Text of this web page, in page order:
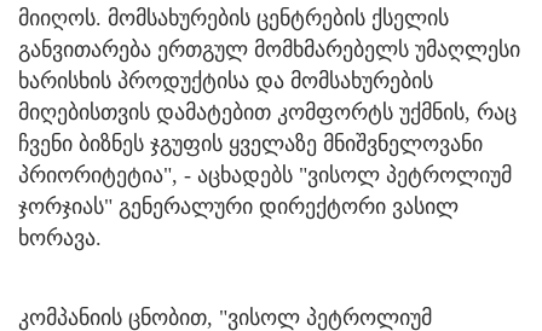
მიიღოს. მომსახურების ცენტრების ქსელის
განვითარება ერთგულ მომხმარებელს უმაღლესი
ხარისხის პროდუქტისა და მომსახურების
მიღებისთვის დამატებით კომფორტს უქმნის, რაც
ჩვენი ბიზნეს ჯგუფის ყველაზე მნიშვნელოვანი
პრიორიტეტია", - აცხადებს "ვისოლ პეტროლიუმ
ჯორჯიას" გენერალური დირექტორი ვასილ
ხორავა.
კომპანიის ცნობით, "ვისოლ პეტროლიუმ